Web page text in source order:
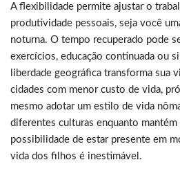
A flexibilidade permite ajustar o
produtividade pessoais, seja você
noturna. O tempo recuperado pode
exercícios, educação continuada ou
liberdade geográfica transforma sua
cidades com menor custo de vida,
mesmo adotar um estilo de vida
diferentes culturas enquanto mantém
possibilidade de estar presente em
vida dos filhos é inestimável.